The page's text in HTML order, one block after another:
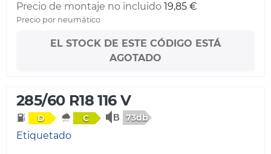
Precio de montaje no incluido 19,85 €
Precio por neumático
EL STOCK DE ESTE CÓDIGO ESTÁ
AGOTADO
285/60 R18 116 V
D C 73db
Etiquetado